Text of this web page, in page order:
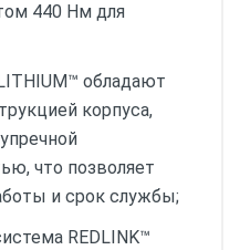
440 Нм для
обладают
корпуса,
что позволяет
и срок службы;
REDLINK™